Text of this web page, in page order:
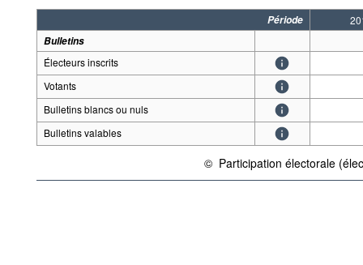
Période
Bulletins
Électeurs inscrits
Votants
Bulletins blancs ou nuls
Bulletins valables
©
{link} Conditions d'utilisation
Participation électorale